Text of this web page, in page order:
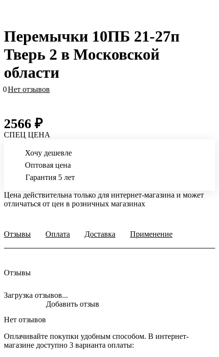
Перемычки 10ПБ 21-27п
Тверь 2 в Московской
области
0Нет отзывов
2566 ₽
СПЕЦ ЦЕНА
Хочу дешевле
Оптовая цена
Гарантия 5 лет
Цена действительна только для интернет-магазина и может
отличаться от цен в розничных магазинах
Отзывы Оплата Доставка Применение
Отзывы
Загрузка отзывов...
Нет отзывов
Добавить отзыв
Оплачивайте покупки удобным способом. В интернет-
магазине доступно 3 варианта оплаты: